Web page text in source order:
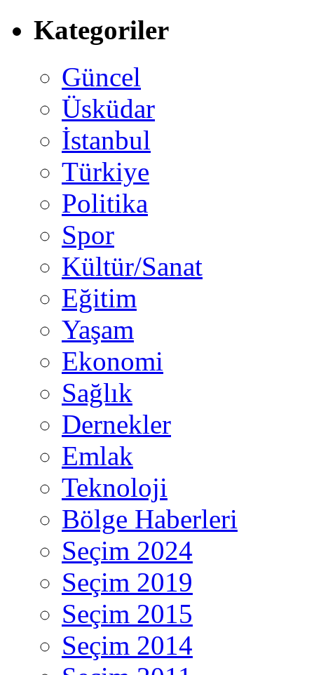
Kategoriler
Güncel
Üsküdar
İstanbul
Türkiye
Politika
Spor
Kültür/Sanat
Eğitim
Yaşam
Ekonomi
Sağlık
Dernekler
Emlak
Teknoloji
Bölge Haberleri
Seçim 2024
Seçim 2019
Seçim 2015
Seçim 2014